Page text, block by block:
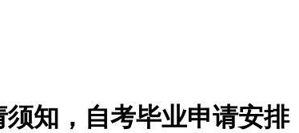
知，自考毕业申请安排